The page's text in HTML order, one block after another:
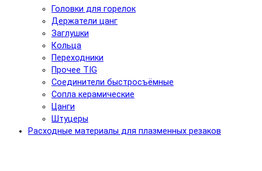
Головки для горелок
Держатели цанг
Заглушки
Кольца
Переходники
Прочее TIG
Соединители быстросъёмные
Сопла керамические
Цанги
Штуцеры
Расходные материалы для плазменных резаков